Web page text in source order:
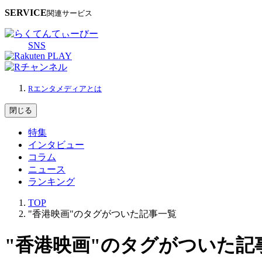
SERVICE関連サービス
SNS
Rエンタメディアとは
閉じる
特集
インタビュー
コラム
ニュース
ランキング
TOP
"香港映画"のタグがついた記事一覧
"香港映画"のタグがついた記